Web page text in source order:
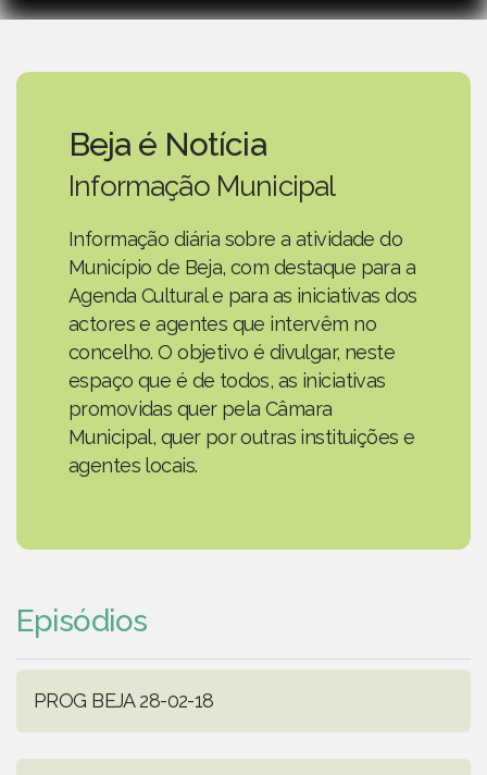
Beja é Notícia
Informação Municipal
Informação diária sobre a atividade do
Município de Beja, com destaque para a
Agenda Cultural e para as iniciativas dos
actores e agentes que intervêm no
concelho. O objetivo é divulgar, neste
espaço que é de todos, as iniciativas
promovidas quer pela Câmara
Municipal, quer por outras instituições e
agentes locais.
Episódios
PROG BEJA 28-02-18